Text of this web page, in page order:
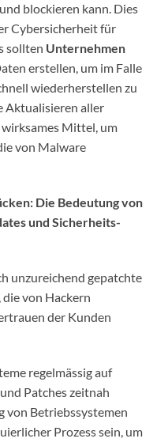
blockieren kann. Dies
Cybersicherheit für
sollten Unternehmen
erstellen, um im Falle
wiederherstellen zu
Aktualisieren aller
Mittel, um
von Malware
Die Bedeutung von
und Sicherheits-
unzureichend gepatchte
von Hackern
der Kunden
regelmässig auf
Patches zeitnah
von Betriebssystemen
Prozess sein, um